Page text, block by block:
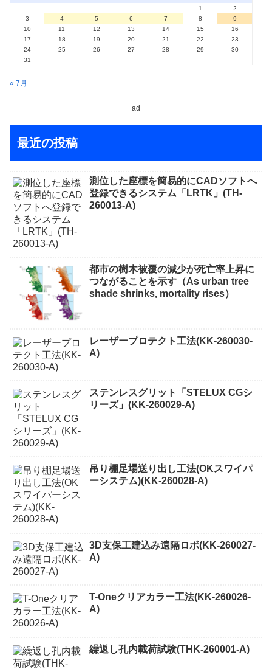
1
2
3
4 5 6 7 8
9
10
11 12 13 14 15
16
17
18 19 20 21 22
23
24
25 26 27 28 29
30
31
« 7月
ad
最近の投稿
測位した座標を簡易的にCADソフトへ
登録できるシステム「LRTK」(TH-
260013-A)
都市の樹木被覆の減少が死亡率上昇に
つながることを示す（As urban tree
shade shrinks, mortality rises）
レーザープロテクト⼯法(KK-260030-
A)
ステンレスグリット「STELUX CGシ
リーズ」(KK-260029-A)
吊り棚足場送り出し工法(OKスワイパ
ーシステム)(KK-260028-A)
3D支保工建込み遠隔ロボ(KK-260027-
A)
T-Oneクリアカラー工法(KK-260026-
A)
繰返し孔内載荷試験(THK-260001-A)